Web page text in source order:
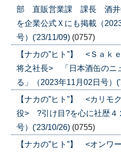
部 直販営業課 課長 酒井
を企業公式Ｘにも掲載（
号）('23/11/09) (0757)
【ナカの”ヒト”】 <Ｓａ
将之社長> 「日本酒缶のニ
る」（2023年11月02日号）
【ナカの”ヒト”】 <カリ
役> ?引け目?を心に社歴４
号）('23/10/26) (0755)
【ナカの”ヒト”】 <オン